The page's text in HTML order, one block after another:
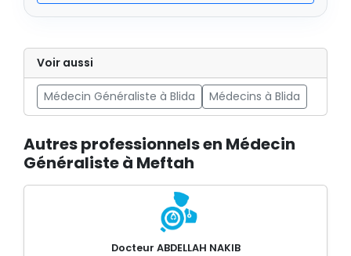
Voir aussi
Médecin Généraliste à Blida Médecins à Blida
Autres professionnels en Médecin
Généraliste à Meftah
Docteur ABDELLAH NAKIB